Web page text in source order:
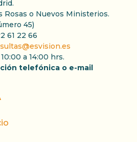
Rosas o Nuevos Ministerios.
45)
61 22 66
a 14:00 hrs.
telefónica o e-mail